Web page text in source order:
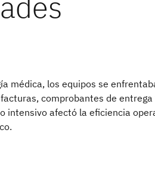
médica, los equipos se
comprobantes de entrega
intensivo afectó la eficiencia